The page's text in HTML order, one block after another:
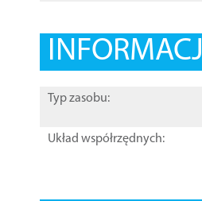
Typ zasobu:
Układ współrzędnych: